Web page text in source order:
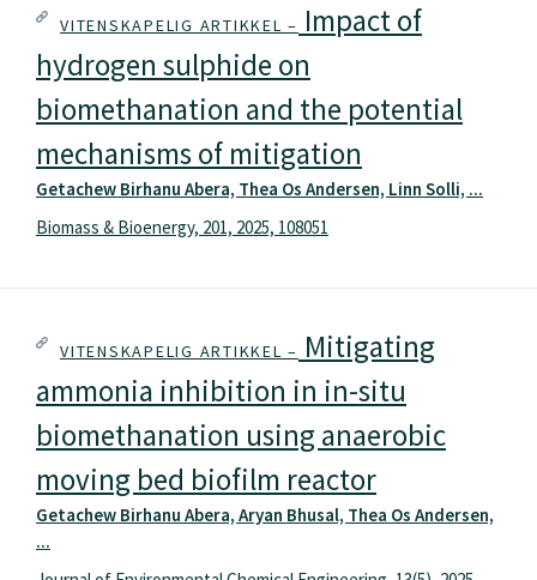
VITENSKAPELIG ARTIKKEL – Impact of
hydrogen sulphide on
biomethanation and the potential
mechanisms of mitigation
Getachew Birhanu Abera, Thea Os Andersen, Linn Solli, ...
Biomass & Bioenergy, 201, 2025, 108051
VITENSKAPELIG ARTIKKEL – Mitigating
ammonia inhibition in in-situ
biomethanation using anaerobic
moving bed biofilm reactor
Getachew Birhanu Abera, Aryan Bhusal, Thea Os Andersen,
...